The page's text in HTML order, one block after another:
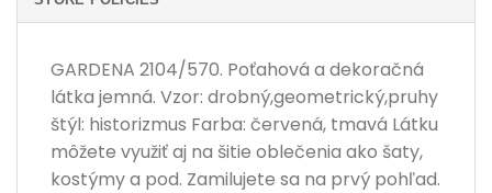
GARDENA 2104/570. Poťahová a dekoračná
látka jemná. Vzor: drobný,geometrický,pruhy
štýl: historizmus Farba: červená, tmavá Látku
môžete využiť aj na šitie oblečenia ako šaty,
kostýmy a pod. Zamilujete sa na prvý pohľad.